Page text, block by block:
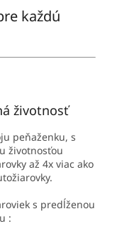
každú
životnosť
peňaženku, s
životnosťou
až 4x viac ako
s predĺženou
: